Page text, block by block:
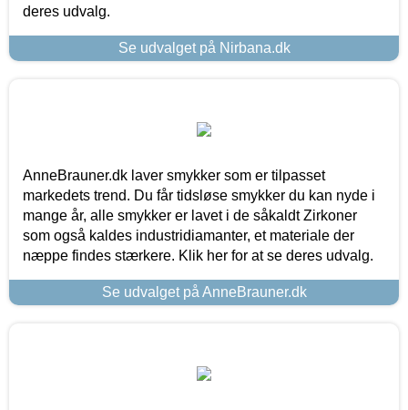
deres udvalg.
Se udvalget på Nirbana.dk
AnneBrauner.dk laver smykker som er tilpasset
markedets trend. Du får tidsløse smykker du kan nyde i
mange år, alle smykker er lavet i de såkaldt Zirkoner
som også kaldes industridiamanter, et materiale der
næppe findes stærkere. Klik her for at se deres udvalg.
Se udvalget på AnneBrauner.dk